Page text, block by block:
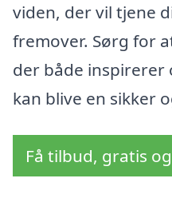
viden, der vil tjene
fremover. Sørg for
der både inspirerer
kan blive en sikker
Få tilbud, gratis